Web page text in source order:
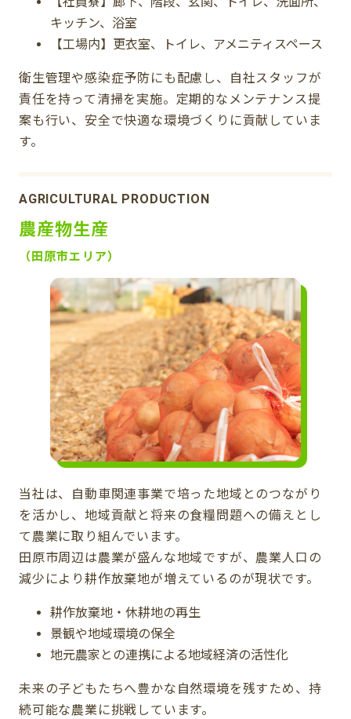
キッチン、浴室
【工場内】更衣室、トイレ、アメニティスペース
衛生管理や感染症予防にも配慮し、自社スタッフが
責任を持って清掃を実施。定期的なメンテナンス提
案も行い、安全で快適な環境づくりに貢献していま
す。
AGRICULTURAL PRODUCTION
農産物生産
（田原市エリア）
当社は、自動車関連事業で培った地域とのつながり
を活かし、地域貢献と将来の食糧問題への備えとし
て農業に取り組んでいます。
田原市周辺は農業が盛んな地域ですが、農業人口の
減少により耕作放棄地が増えているのが現状です。
耕作放棄地・休耕地の再生
景観や地域環境の保全
地元農家との連携による地域経済の活性化
未来の子どもたちへ豊かな自然環境を残すため、持
続可能な農業に挑戦しています。